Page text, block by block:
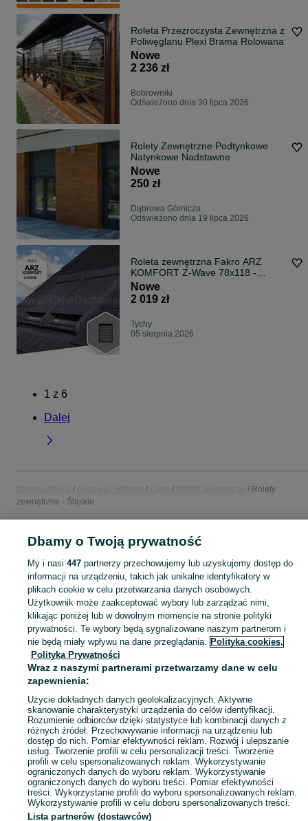
Roleta Przezroczysta Zewnętrzna z
Poliwęglanu Plexi Brama Rolowana
Nowe
2 236 zł
Bobrowniki
Odświeżono dnia 30 lipca 2026
Rolety Zewnętrzne Podtynkowe
Natynkowe Nadstawne
Nowe
250 zł
Dąbrowa Górnicza
Odświeżono dnia 19 lipca 2026
Roleta zewnętrzna Fakro ARZ
KOMFORT Z-Wave 78x118 -
ELEKTRYCZNA
Nowe
2 019 zł
Tychy
05 sierpnia 2026
1 z 6
Dalej
Rolety
zewnętrzne - Śląskie
POLSKA » ŚLĄSKIE
KATEGORIA
Zobacz
Mapa kategorii
Mapa miejscowości
Mapa ministron
Popularne wyszukiwania
Dbamy o Twoją prywatność
My i nasi 447partnerzy przechowujemy lub uzyskujemy dostęp do
informacji na urządzeniu, takich jak unikalne identyfikatory w
plikach cookie w celu przetwarzania danych osobowych.
Użytkownik może zaakceptować wybory lub zarządzać nimi,
klikając poniżej lub w dowolnym momencie na stronie polityki
prywatności. Te wybory będą sygnalizowane naszym partnerom i
nie będą miały wpływu na dane przeglądania. Polityka cookies,
Polityka Prywatności
Wraz z naszymi partnerami przetwarzamy dane w celu
zapewnienia:
Użycie dokładnych danych geolokalizacyjnych. Aktywne
skanowanie charakterystyki urządzenia do celów identyfikacji.
Rozumienie odbiorców dzięki statystyce lub kombinacji danych z
różnych źródeł. Przechowywanie informacji na urządzeniu lub
dostęp do nich. Pomiar efektywności reklam. Rozwój i ulepszanie
usług. Tworzenie profili w celu personalizacji treści. Tworzenie
profili w celu spersonalizowanych reklam. Wykorzystywanie
ograniczonych danych do wyboru reklam. Wykorzystywanie
ograniczonych danych do wyboru treści. Pomiar efektywności
treści. Wykorzystanie profili do wyboru spersonalizowanych reklam.
Wykorzystywanie profili w celu doboru spersonalizowanych treści.
Lista partnerów (dostawców)